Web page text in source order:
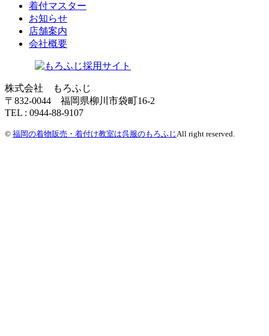
着付マスター
お知らせ
店舗案内
会社概要
株式会社 もろふじ
〒832-0044 福岡県柳川市袋町16-2
TEL : 0944-88-9107
© 福岡の着物販売・着付け教室は呉服のもろふじAll right reserved.